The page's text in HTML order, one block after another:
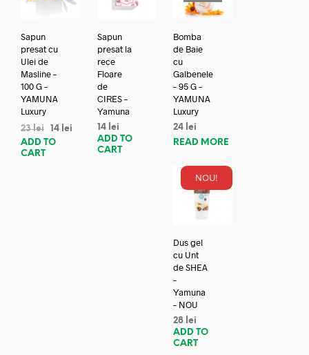
Sapun
presat cu
Ulei de
Masline –
100 G –
YAMUNA
Luxury
23lei 14 lei
ADD TO
CART
Sapun
presat la
rece
Floare
de
CIRES –
Yamuna
14 lei
ADD TO
CART
Bomba
de Baie
cu
Galbenele
– 95 G –
YAMUNA
Luxury
24 lei
READ MORE
NOU!
Dus gel
cu Unt
de SHEA
–
Yamuna
– NOU
28 lei
ADD TO
CART